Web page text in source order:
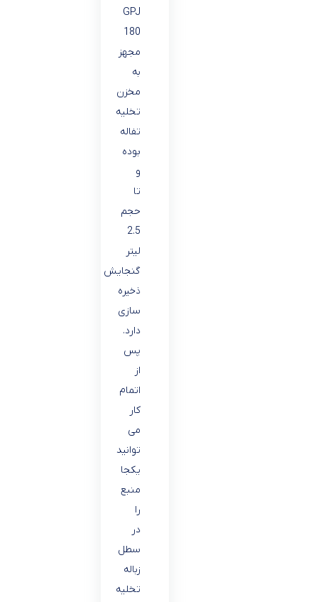
GPJ
180
مجهز
به
مخزن
تخلیه
تفاله
بوده
و
تا
حجم
2.5
لیتر
گنجایش
ذخیره
سازی
دارد.
پس
از
اتمام
کار
می
توانید
یکجا
منبع
را
در
سطل
زباله
تخلیه